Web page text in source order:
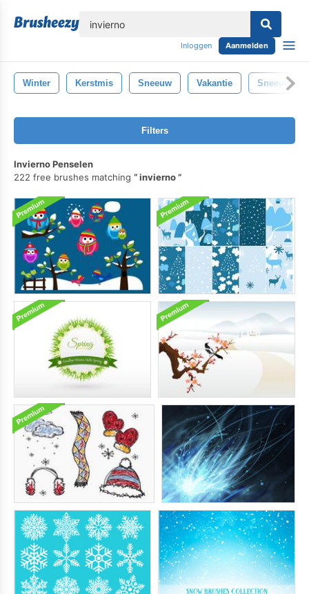
Inloggen Aanmelden
Winter Kerstmis Sneeuw Vakantie Sneeuwvlok
Filters
Invierno Penselen
222 free brushes matching
invierno